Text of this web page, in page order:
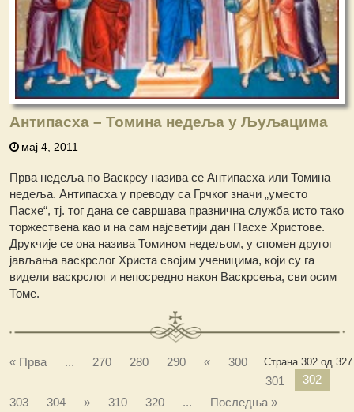
Антипасха – Томина недеља у Љуљацима
мај 4, 2011
Прва недеља по Васкрсу назива се Антипасха или Томина
недеља. Антипасха у преводу са Грчког значи „уместо
Пасхе“, тј. тог дана се савршава празнична служба исто тако
торжествена као и на сам најсветији дан Пасхе Христове.
Друкчије се она назива Томином недељом, у спомен другог
јављања васкрслог Христа својим ученицима, који су га
видели васкрслог и непосредно након Васкрсења, сви осим
Томе.
Страна 302 од 327
« Прва ... 270 280 290 «
300
301
302
303
304 » 310 320 ... Последња »